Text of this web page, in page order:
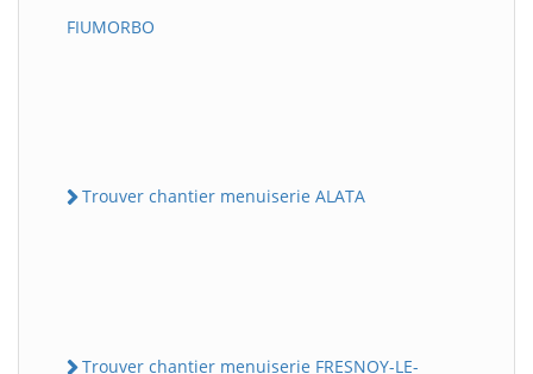
FIUMORBO
Trouver chantier menuiserie ALATA
Trouver chantier menuiserie FRESNOY-LE-